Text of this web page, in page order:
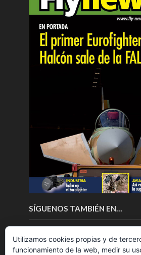
SÍGUENOS TAMBIÉN EN…
Utilizamos cookies propias y de
funcionamiento de la web, medir su